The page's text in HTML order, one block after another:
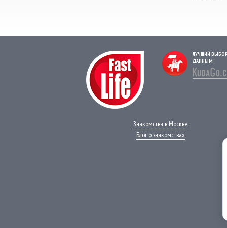
ЛУЧШИЙ
ДАННЫМ
Знакомства в Москве
Блог о знакомствах